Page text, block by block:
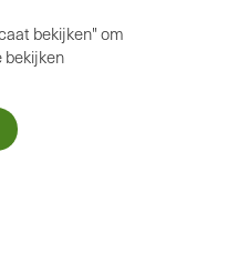
bekijken" om